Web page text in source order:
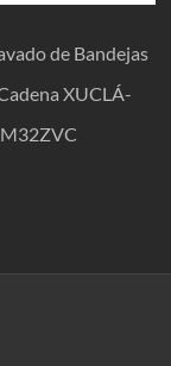
de Bandejas
XUCLÁ-